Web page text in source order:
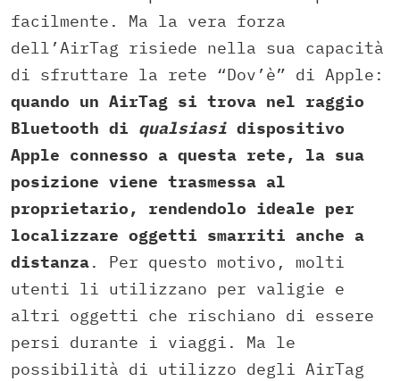
facilmente. Ma la vera forza
dell’AirTag risiede nella sua capacità
di sfruttare la rete “Dov’è” di Apple:
quando un AirTag si trova nel raggio
Bluetooth di qualsiasi dispositivo
Apple connesso a questa rete, la sua
posizione viene trasmessa al
proprietario, rendendolo ideale per
localizzare oggetti smarriti anche a
distanza. Per questo motivo, molti
utenti li utilizzano per valigie e
altri oggetti che rischiano di essere
persi durante i viaggi. Ma le
possibilità di utilizzo degli AirTag